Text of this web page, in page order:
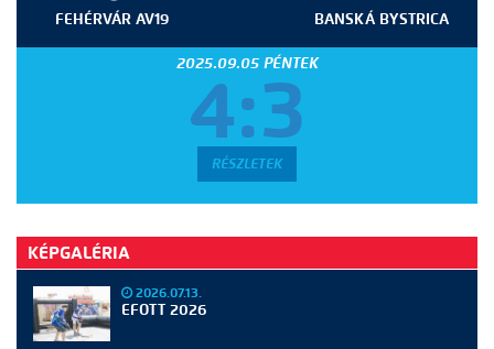
FEHÉRVÁR AV19 BANSKÁ BYSTRICA
2025.09.05 PÉNTEK
4:3
RÉSZLETEK
KÉPGALÉRIA
2026.07.13.
EFOTT 2026